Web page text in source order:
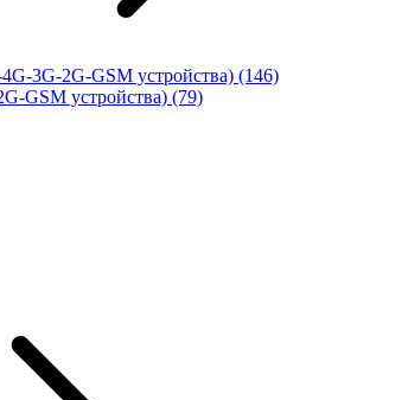
3G-2G-GSM устройства) (146)
GSM устройства) (79)